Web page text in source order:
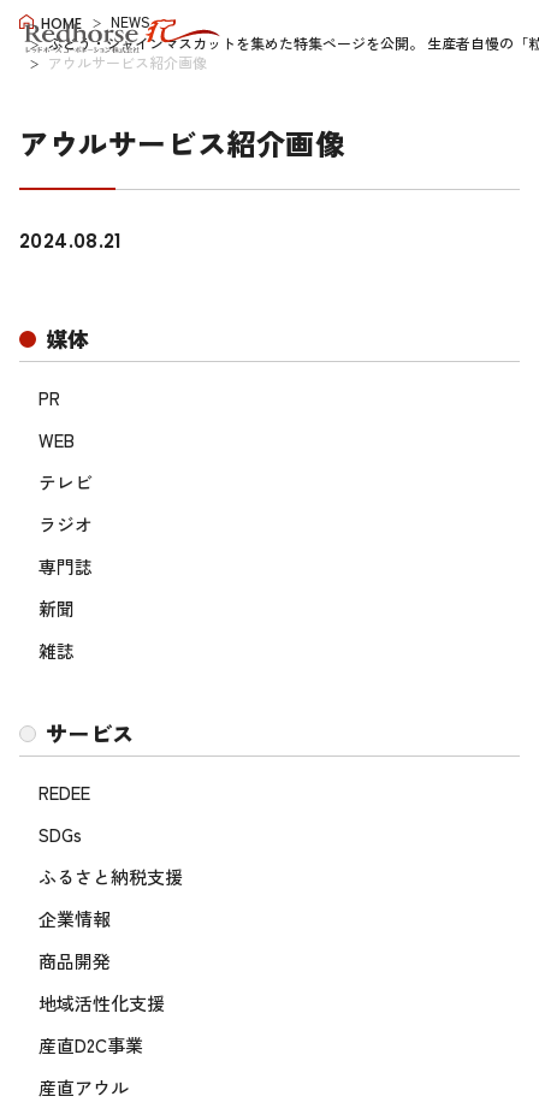
HOME
NEWS
ぶどう・シャインマスカットを集めた特集ページを公開。 生産者自慢の「
アウルサービス紹介画像
アウルサービス紹介画像
媒体
PR
WEB
テレビ
ラジオ
専門誌
新聞
雑誌
サービス
REDEE
SDGs
ふるさと納税支援
企業情報
商品開発
地域活性化支援
産直D2C事業
産直アウル
2024.08.21